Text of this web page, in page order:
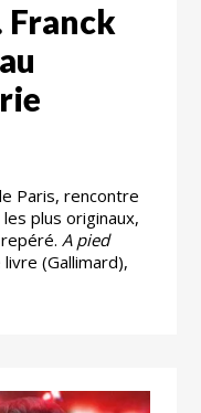
Franck
Paris, rencontre
plus originaux,
repéré.A pied
(Gallimard),